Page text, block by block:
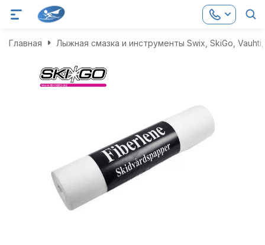
Главная Лыжная смазка и инструменты Swix, SkiGo,